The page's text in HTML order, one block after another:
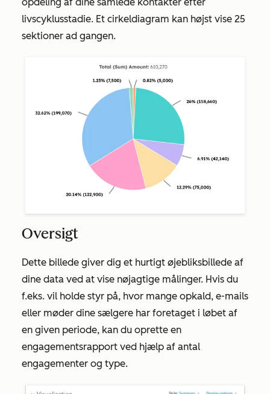
livscyklusstadie. Et cirkeldiagram kan højst vise 25
sektioner ad gangen.
Oversigt
Dette billede giver dig et hurtigt øjebliksbillede af
dine data ved at vise nøjagtige målinger. Hvis du
f.eks. vil holde styr på, hvor mange opkald, e-mails
eller møder dine sælgere har foretaget i løbet af
en given periode, kan du oprette en
engagementsrapport ved hjælp af antal
engagementer og type.